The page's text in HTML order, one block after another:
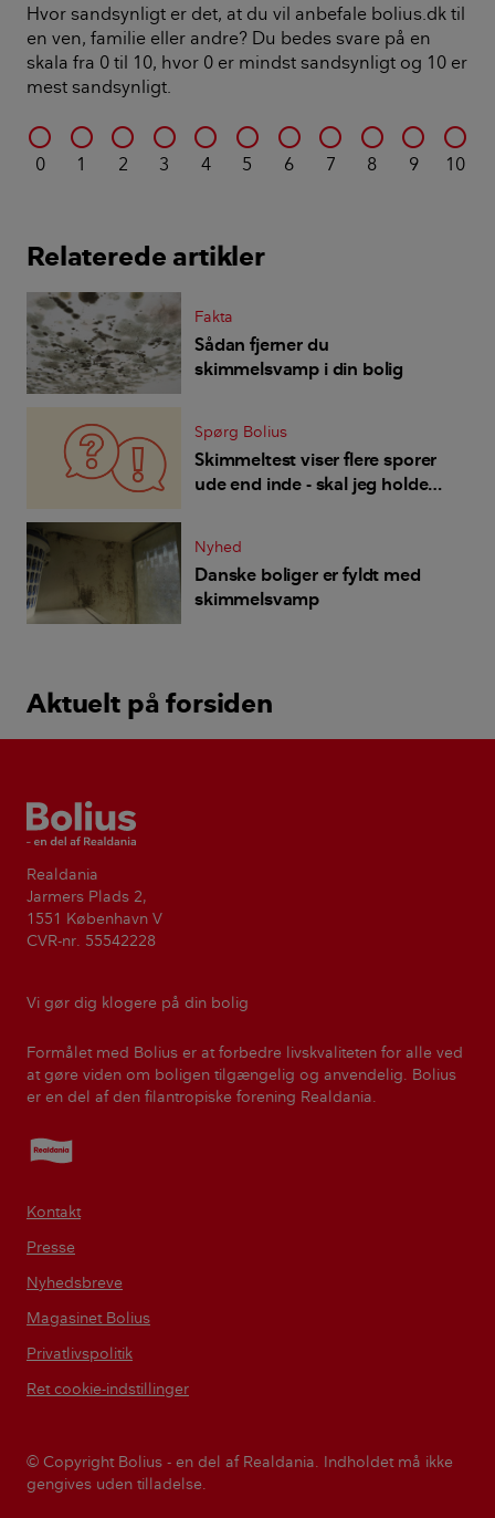
Hvor sandsynligt er det, at du vil anbefale bolius.dk til
en ven, familie eller andre? Du bedes svare på en
skala fra 0 til 10, hvor 0 er mindst sandsynligt og 10 er
mest sandsynligt.
0 1 2 3 4 5 6 7 8 9 10
Relaterede artikler
Fakta
Sådan fjerner du
skimmelsvamp i din bolig
Spørg Bolius
Skimmeltest viser flere sporer
ude end inde - skal jeg holde
Nyhed
Danske boliger er fyldt med
skimmelsvamp
Aktuelt på forsiden
Bolius
Realdania
Jarmers Plads 2,
1551 København V
CVR-nr. 55542228
Vi gør dig klogere på din bolig
Formålet med Bolius er at forbedre livskvaliteten for alle ved
at gøre viden om boligen tilgængelig og anvendelig. Bolius
er en del af den filantropiske forening Realdania.
Realdania
Kontakt
Presse
Nyhedsbreve
Magasinet Bolius
Privatlivspolitik
Ret cookie-indstillinger
© Copyright Bolius - en del af Realdania. Indholdet må ikke
gengives uden tilladelse.